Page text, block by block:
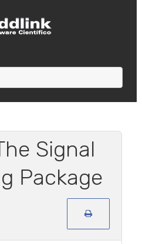
Signal
Package